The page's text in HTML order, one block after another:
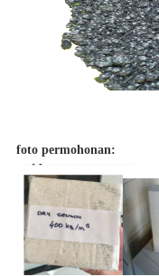
foto permohonan: